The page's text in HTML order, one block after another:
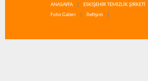
ANASAYFA ESKİŞEHİR TEMİZLİK ŞİRKETİ
Foto Galeri
İletişim